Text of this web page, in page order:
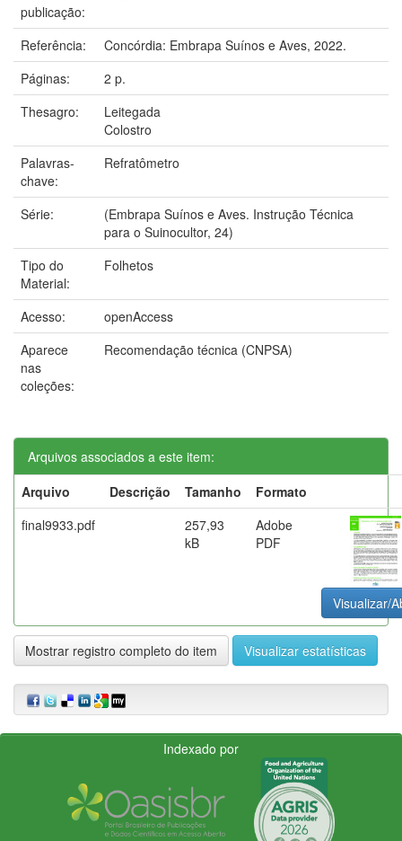
publicação:
Referência:
Concórdia: Embrapa Suínos e Aves, 2022.
Páginas:
2 p.
Thesagro:
Leitegada
Colostro
Palavras-
chave:
Refratômetro
Série:
(Embrapa Suínos e Aves. Instrução Técnica
para o Suinocultor, 24)
Tipo do
Material:
Folhetos
Acesso:
openAccess
Aparece
nas
coleções:
Recomendação técnica (CNPSA)
Arquivos associados a este item:
Arquivo
Descrição Tamanho
Formato
final9933.pdf
257,93
kB
Adobe
PDF
Visualizar/
Mostrar registro completo do item Visualizar estatísticas
Indexado por